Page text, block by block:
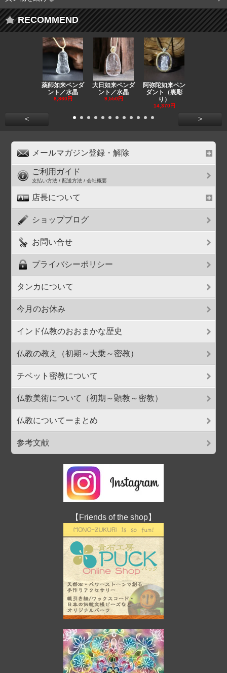
RECOMMEND
薬師如来ペンダ
ント／水晶
8,860円
大日如来ペンダ
ント／水晶
9,550円
阿弥陀如来ペン
ダント（裏彫
り）
14,370円
< >
メールマガジン登録・解除
ご利用ガイド
支払い方法 / 配送方法 / 会社概要
店長について
ショップブログ
お問い合せ
プライバシーポリシー
タンカについて
今月のお休み
インド仏教のおおまかな歴史
仏教の教え（初期～大乗～密教）
チベット密教について
仏教美術について（初期～顕教～密教）
仏教についてーまとめ
参考文献
【Friends of the shop】